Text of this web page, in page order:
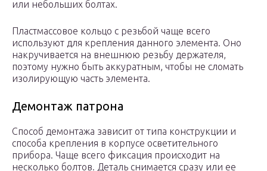
или небольших болтах.
Пластмассовое кольцо с резьбой чаще всего
используют для крепления данного элемента. Оно
накручивается на внешнюю резьбу держателя,
поэтому нужно быть аккуратным, чтобы не сломать
изолирующую часть элемента.
Демонтаж патрона
Способ демонтажа зависит от типа конструкции и
способа крепления в корпусе осветительного
прибора. Чаще всего фиксация происходит на
несколько болтов. Деталь снимается сразу или ее